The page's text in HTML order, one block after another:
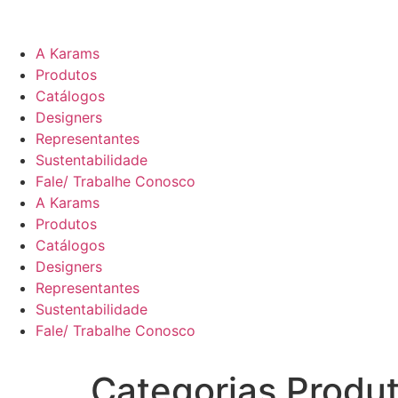
A Karams
Produtos
Catálogos
Designers
Representantes
Sustentabilidade
Fale/ Trabalhe Conosco
A Karams
Produtos
Catálogos
Designers
Representantes
Sustentabilidade
Fale/ Trabalhe Conosco